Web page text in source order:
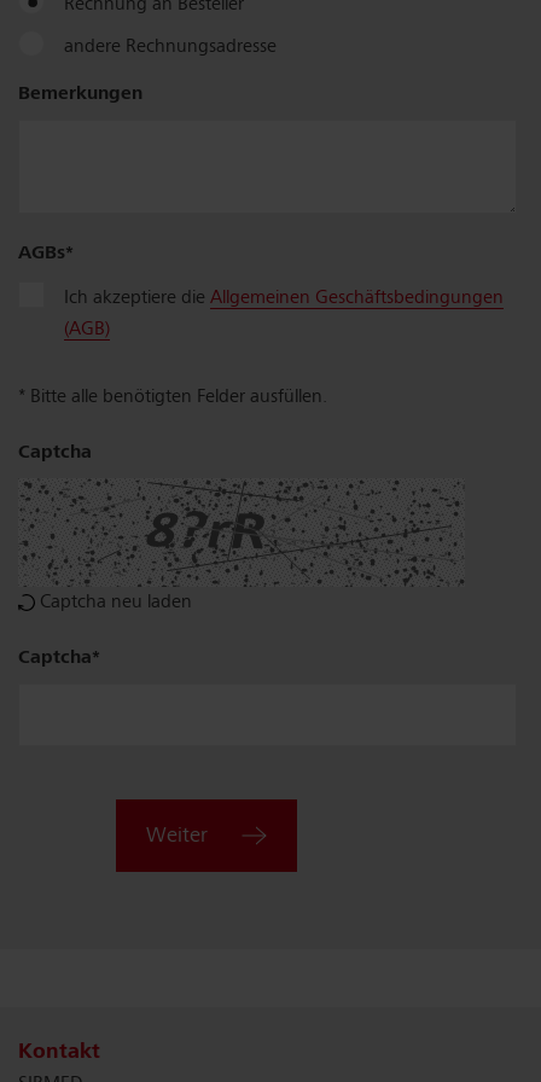
Rechnung an Besteller
andere Rechnungsadresse
Firma
Zusatz
Nr.
Ort
Bemerkungen
AGBs
Ich akzeptiere dieAllgemeinen Geschäftsbedingungen
(AGB)
* Bitte alle benötigten Felder ausfüllen.
Captcha
Captcha neu laden
Captcha
Weiter
Kontakt